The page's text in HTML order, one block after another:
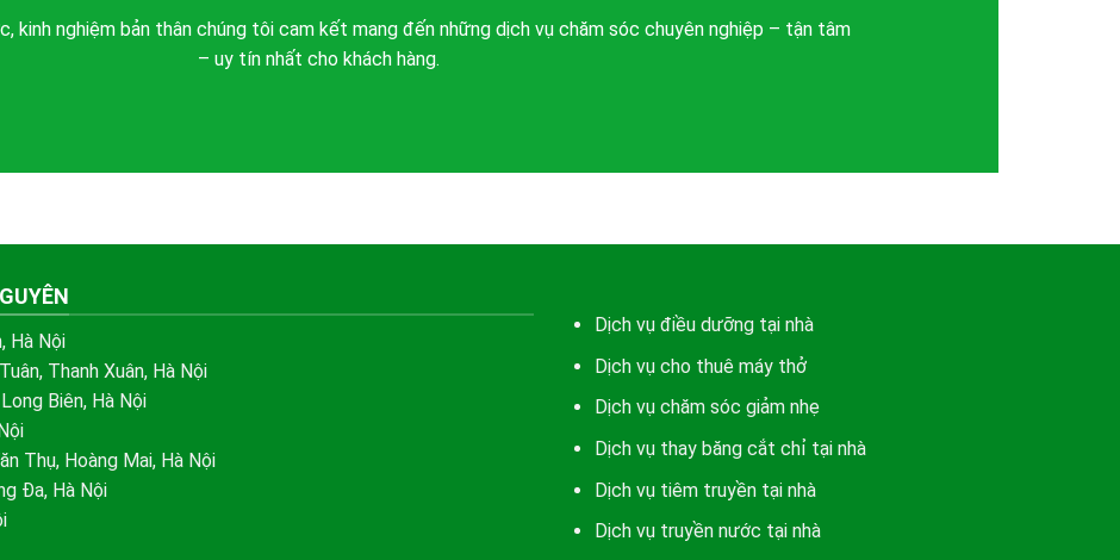
kinh nghiệm bản thân chúng tôi cam kết mang đến những dịch vụ chăm sóc chuyên nghiệp – tận tâm
– uy tín nhất cho khách hàng.
Hà Nội
Thanh Xuân, Hà Nội
Biên, Hà Nội
Thụ, Hoàng Mai, Hà Nội
Đa, Hà Nội
Dịch vụ điều dưỡng tại nhà
Dịch vụ cho thuê máy thở
Dịch vụ chăm sóc giảm nhẹ
Dịch vụ thay băng cắt chỉ tại nhà
Dịch vụ tiêm truyền tại nhà
Dịch vụ truyền nước tại nhà